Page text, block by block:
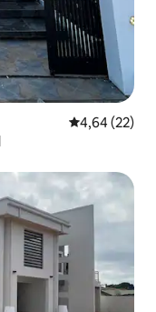
Gemiddelde
4,64 (22)